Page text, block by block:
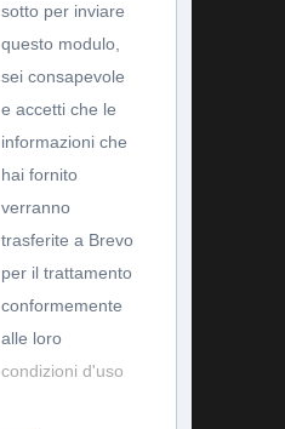
sotto per inviare
questo modulo,
sei consapevole
e accetti che le
informazioni che
hai fornito
verranno
trasferite a Brevo
per il trattamento
conformemente
alle loro
condizioni d'uso